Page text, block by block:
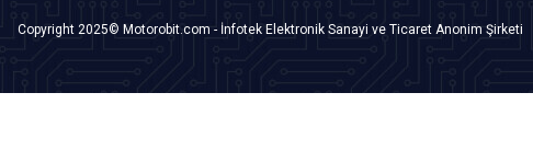
Copyright 2025© Motorobit.com - İnfotek Elektronik Sanayi ve Ticaret Anonim Şirketi